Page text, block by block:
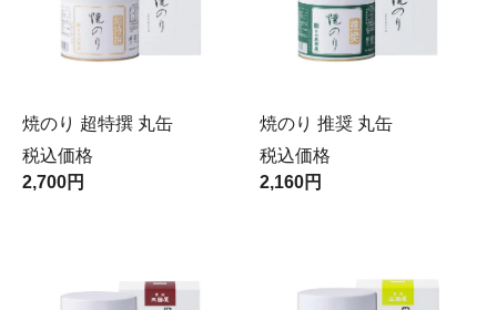
焼のり 超特撰 丸缶
税込価格
2,700円
焼のり 推奨 丸缶
税込価格
2,160円